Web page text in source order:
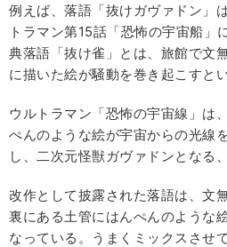
例えば、落語「抜けガヴァドン」
トラマン第15話「恐怖の宇宙船」
典落語「抜け雀」とは、旅館で文
に描いた絵が騒動を巻き起こすとい
ウルトラマン「恐怖の宇宙線」は
ぺんのような絵が宇宙からの光線
し、二次元怪獣ガヴァドンとなる
改作として披露された落語は、文
裏にある土管にはんぺんのような
なっている。うまくミックスさせ